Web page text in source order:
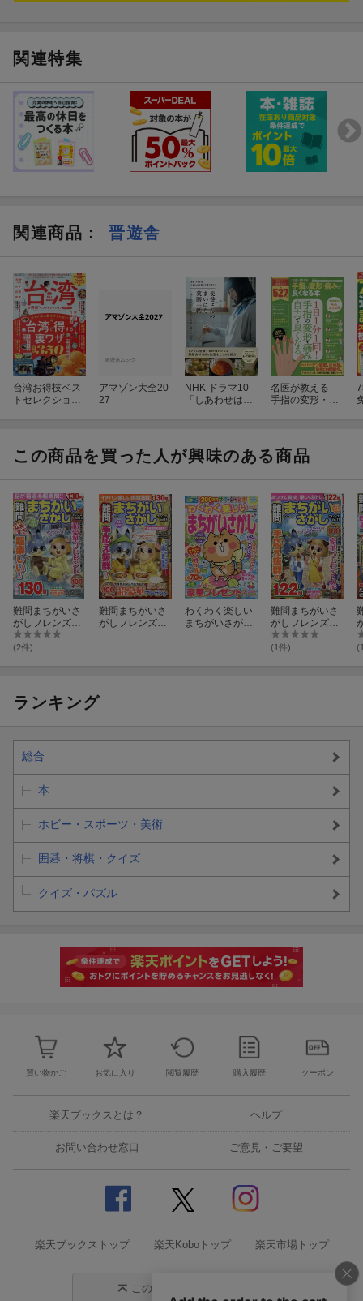
関連特集
関連商品 ： 晋遊舎
台湾お得技ベス
トセレクション
アマゾン大全20
27
NHK ドラマ10
「しあわせは食
体と心をいたわ
る旬の食材と養
名医が教える
手指の変形・痛
この商品を買った人が興味のある商品
難問まちがいさ
がしフレンズ
（Vol．13）
(2件)
難問まちがいさ
がしフレンズ
わくわく楽しい
まちがいさがし
難問まちがいさ
がしフレンズ
（Vol．11）
(1件)
ランキング
総合
本
ホビー・スポーツ・美術
囲碁・将棋・クイズ
クイズ・パズル
買い物かご お気に入り 閲覧履歴 購入履歴 クーポン
楽天ブックスとは？ ヘルプ
お問い合わせ窓口 ご意見・ご要望
楽天ブックストップ 楽天Koboトップ 楽天市場トップ
このページの先頭に戻る